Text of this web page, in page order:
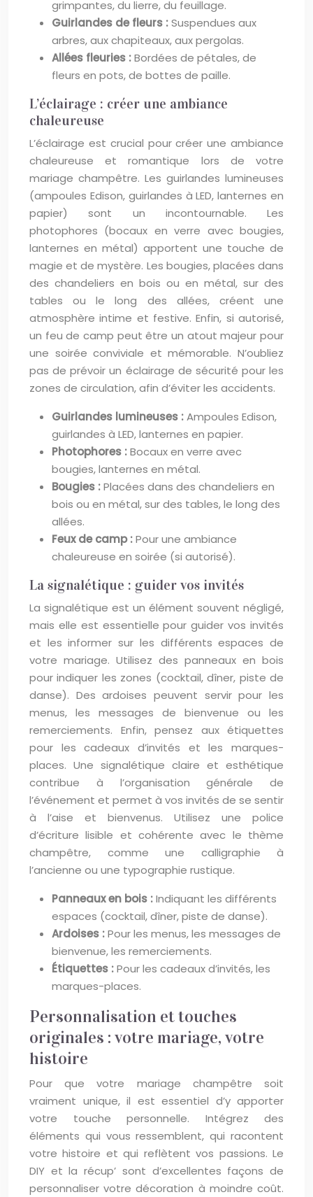
grimpantes, du lierre, du feuillage.
Guirlandes de fleurs :Suspendues aux
arbres, aux chapiteaux, aux pergolas.
Allées fleuries :Bordées de pétales, de
fleurs en pots, de bottes de paille.
L’éclairage : créer une ambiance
chaleureuse
L’éclairage est crucial pour créer une ambiance
chaleureuse et romantique lors de votre
mariage champêtre. Les guirlandes lumineuses
(ampoules Edison, guirlandes à LED, lanternes en
papier) sont un incontournable. Les
photophores (bocaux en verre avec bougies,
lanternes en métal) apportent une touche de
magie et de mystère. Les bougies, placées dans
des chandeliers en bois ou en métal, sur des
tables ou le long des allées, créent une
atmosphère intime et festive. Enfin, si autorisé,
un feu de camp peut être un atout majeur pour
une soirée conviviale et mémorable. N’oubliez
pas de prévoir un éclairage de sécurité pour les
zones de circulation, afin d’éviter les accidents.
Guirlandes lumineuses :Ampoules Edison,
guirlandes à LED, lanternes en papier.
Photophores :Bocaux en verre avec
bougies, lanternes en métal.
Bougies :Placées dans des chandeliers en
bois ou en métal, sur des tables, le long des
allées.
Feux de camp :Pour une ambiance
chaleureuse en soirée (si autorisé).
La signalétique : guider vos invités
La signalétique est un élément souvent négligé,
mais elle est essentielle pour guider vos invités
et les informer sur les différents espaces de
votre mariage. Utilisez des panneaux en bois
pour indiquer les zones (cocktail, dîner, piste de
danse). Des ardoises peuvent servir pour les
menus, les messages de bienvenue ou les
remerciements. Enfin, pensez aux étiquettes
pour les cadeaux d’invités et les marques-
places. Une signalétique claire et esthétique
contribue à l’organisation générale de
l’événement et permet à vos invités de se sentir
à l’aise et bienvenus. Utilisez une police
d’écriture lisible et cohérente avec le thème
champêtre, comme une calligraphie à
l’ancienne ou une typographie rustique.
Panneaux en bois :Indiquant les différents
espaces (cocktail, dîner, piste de danse).
Ardoises :Pour les menus, les messages de
bienvenue, les remerciements.
Étiquettes :Pour les cadeaux d’invités, les
marques-places.
Personnalisation et touches
originales : votre mariage, votre
histoire
Pour que votre mariage champêtre soit
vraiment unique, il est essentiel d’y apporter
votre touche personnelle. Intégrez des
éléments qui vous ressemblent, qui racontent
votre histoire et qui reflètent vos passions. Le
DIY et la récup’ sont d’excellentes façons de
personnaliser votre décoration à moindre coût.